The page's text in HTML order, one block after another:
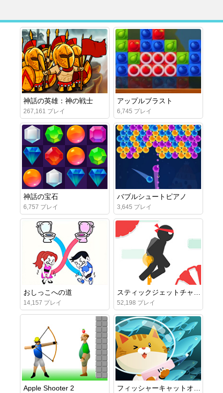
神話の英雄：神の戦士
267,161 プレイ
アップルブラスト
6,745 プレイ
神話の宝石
6,757 プレイ
バブルシュートピアノ
3,645 プレイ
おしっこへの道
14,157 プレイ
スティックジェットチャレンジ
52,198 プレイ
Apple Shooter 2 フィッシャーキャットオンライン